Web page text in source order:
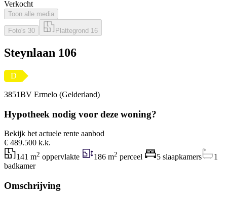
Verkocht
Toon alle media
Foto's 30 Plattegrond 16
Steynlaan 106
D
3851BV Ermelo (Gelderland)
Hypotheek nodig voor deze woning?
Bekijk het actuele rente aanbod
€ 489.500 k.k.
141 m2 oppervlakte 186 m2 perceel 5 slaapkamers
1
badkamer
Omschrijving